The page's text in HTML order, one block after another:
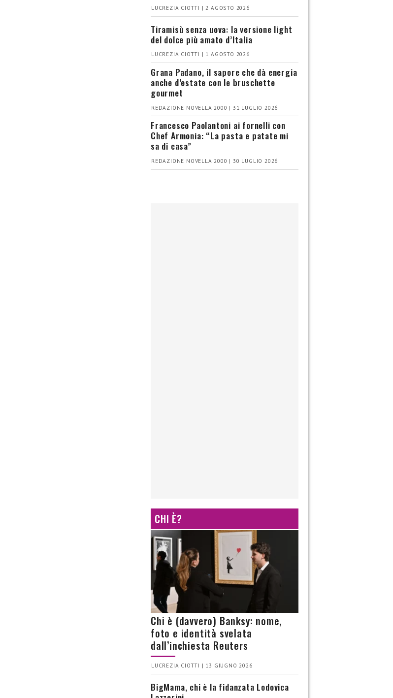
LUCREZIA CIOTTI | 2 AGOSTO 2026
Tiramisù senza uova: la versione light
del dolce più amato d’Italia
LUCREZIA CIOTTI | 1 AGOSTO 2026
Grana Padano, il sapore che dà energia
anche d’estate con le bruschette
gourmet
REDAZIONE NOVELLA 2000 | 31 LUGLIO 2026
Francesco Paolantoni ai fornelli con
Chef Armonia: “La pasta e patate mi
sa di casa”
REDAZIONE NOVELLA 2000 | 30 LUGLIO 2026
CHI È?
Chi è (davvero) Banksy: nome,
foto e identità svelata
dall’inchiesta Reuters
LUCREZIA CIOTTI | 13 GIUGNO 2026
BigMama, chi è la fidanzata Lodovica